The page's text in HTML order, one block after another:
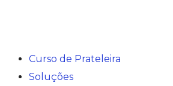
Curso de Prateleira
Soluções